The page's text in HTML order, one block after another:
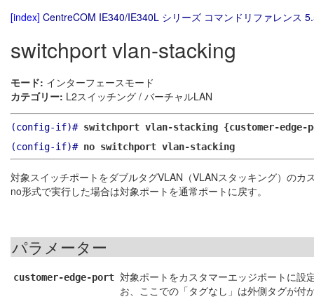
[index] CentreCOM IE340/IE340L シリーズ コマンドリファレンス
switchport vlan-stacking
モード: インターフェースモード
カテゴリー: L2スイッチング / バーチャルLAN
(config-if)# switchport vlan-stacking {customer-
(config-if)# no switchport vlan-stacking
対象スイッチポートをダブルタグVLAN（VLANスタッキング）の
no形式で実行した場合は対象ポートを通常ポートに戻す。
パラメーター
customer-edge-port 対象ポートをカスタマーエッジポートに設
お、ここでの「タグなし」は外側タグが付